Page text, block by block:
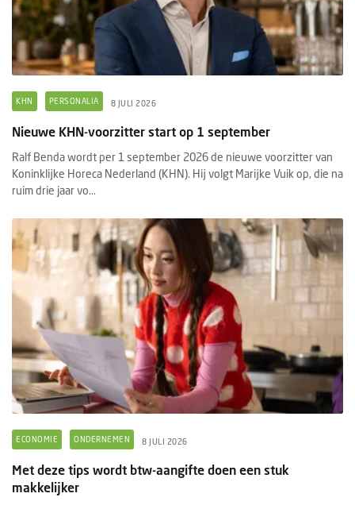
KHN PERSONALIA 8 JULI 2026
Nieuwe KHN-voorzitter start op 1 september
Ralf Benda wordt per 1 september 2026 de nieuwe voorzitter van
Koninklijke Horeca Nederland (KHN). Hij volgt Marijke Vuik op, die na
ruim drie jaar vo...
ECONOMIE ONDERNEMEN 8 JULI 2026
Met deze tips wordt btw-aangifte doen een stuk
makkelijker